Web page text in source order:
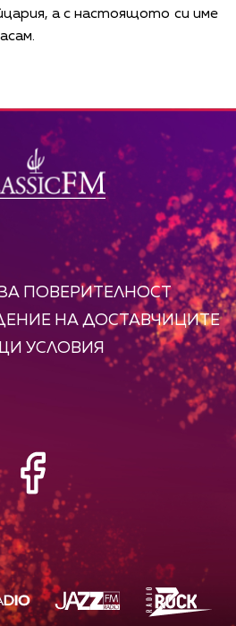
а с настоящото си име
ПОВЕРИТЕЛНОСТ
НА ДОСТАВЧИЦИТЕ
УСЛОВИЯ